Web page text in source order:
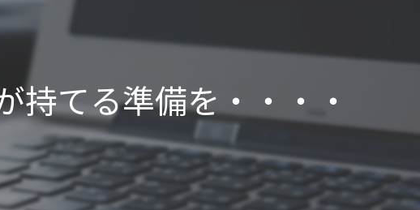
付郵便送達
北九州の探偵が迅速に解決｜行方調査 | 感謝状授与歴アリ
持てる準備を・・・・